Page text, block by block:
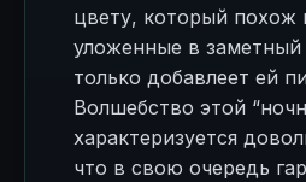
цвету, который похож
уложенные в
только добавлеет ей
Волшебство этой
характеризуется
что в свою очередь